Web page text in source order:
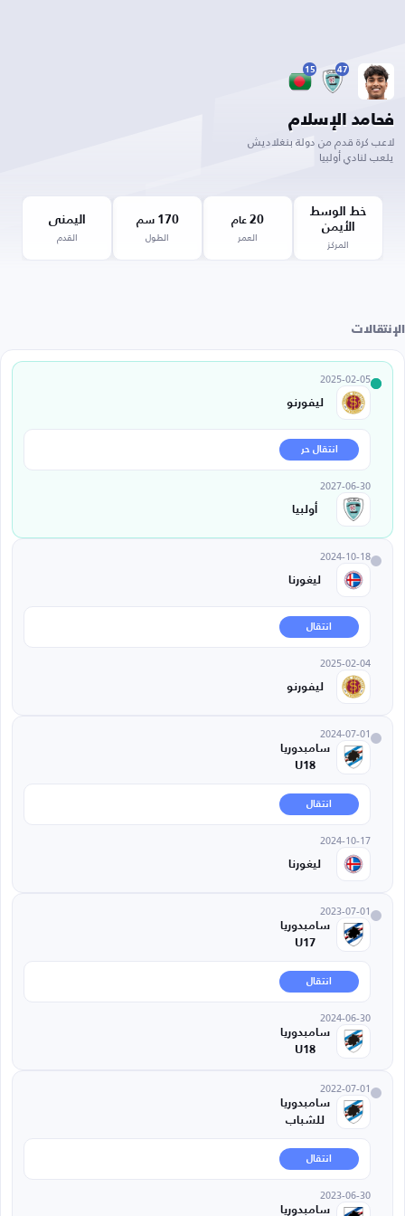
47
15
فحامد الإسلام
لاعب كرة قدم من دولة بنغلاديش
يلعب لنادي أولبيا
خط الوسط
الأيمن
المركز
20 عام
العمر
170 سم
الطول
اليمنى
القدم
الإنتقالات
2025-02-05
ليفورنو
انتقال حر
2027-06-30
أولبيا
2024-10-18
ليغورنا
انتقال
2025-02-04
ليفورنو
2024-07-01
سامبدوريا
U18
انتقال
2024-10-17
ليغورنا
2023-07-01
سامبدوريا
U17
انتقال
2024-06-30
سامبدوريا
U18
2022-07-01
سامبدوريا
للشباب
انتقال
2023-06-30
سامبدوريا